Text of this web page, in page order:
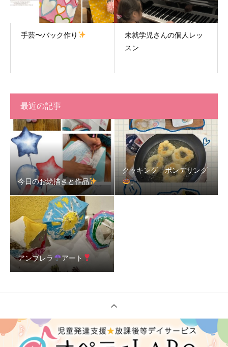
手芸〜バック作り
未就学児さんの個人レッ
スン
最近の記事
今日のお絵描きと作品
クッキング「ポンデリング
」
アンブレラ アート